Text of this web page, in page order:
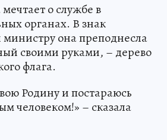
о службе в
органах. В знак
министру она преподнесла
своими руками, – дерево
флага.
Родину и постараюсь
человеком!» – сказала